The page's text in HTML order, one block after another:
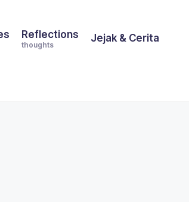
Reflections
thoughts
Jejak & Cerita